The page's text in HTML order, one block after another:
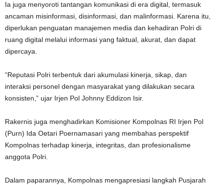
Ia juga menyoroti tantangan komunikasi di era digital, termasuk
ancaman misinformasi, disinformasi, dan malinformasi. Karena itu,
diperlukan penguatan manajemen media dan kehadiran Polri di
ruang digital melalui informasi yang faktual, akurat, dan dapat
dipercaya.
“Reputasi Polri terbentuk dari akumulasi kinerja, sikap, dan
interaksi personel dengan masyarakat yang dilakukan secara
konsisten,” ujar Irjen Pol Johnny Eddizon Isir.
Rakernis juga menghadirkan Komisioner Kompolnas RI Irjen Pol
(Purn) Ida Oetari Poernamasari yang membahas perspektif
Kompolnas terhadap kinerja, integritas, dan profesionalisme
anggota Polri.
Dalam paparannya, Kompolnas mengapresiasi langkah Pusjarah